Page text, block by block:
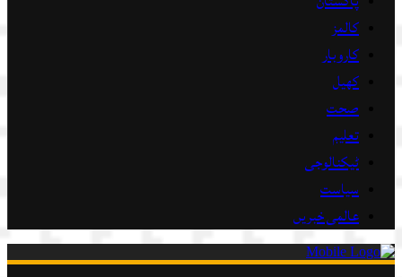
کالمز
کاروبار
کھیل
صحت
تعلیم
ٹیکنالوجی
سیاست
عالمی خبریں